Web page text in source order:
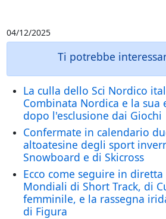
04/12/2025
Ti potrebbe
La culla dello Sci Nordico
Combinata Nordica e la sua
dopo l'esclusione dai Giochi
Confermate in calendario
altoatesine degli sport
Snowboard e di Skicross
Ecco come seguire in
Mondiali di Short Track, di
femminile, e la rassegna
di Figura